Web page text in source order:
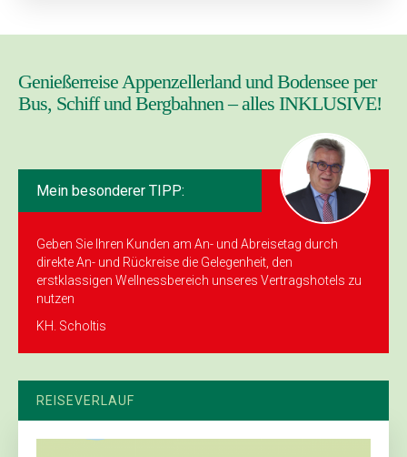
Genießerreise Appenzellerland und Bodensee per
Bus, Schiff und Bergbahnen – alles INKLUSIVE!
Mein besonderer TIPP:
Geben Sie Ihren Kunden am An- und Abreisetag durch
direkte An- und Rückreise die Gelegenheit, den
erstklassigen Wellnessbereich unseres Vertragshotels zu
nutzen
KH. Scholtis
REISEVERLAUF